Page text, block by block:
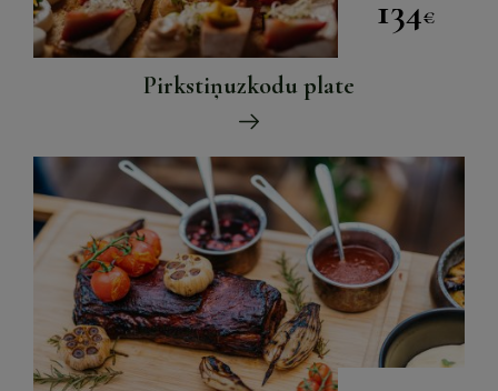
134€
Pirkstiņuzkodu plate